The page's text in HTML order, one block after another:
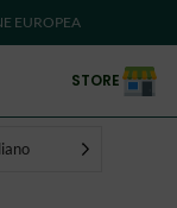
EUROPEA
STORE